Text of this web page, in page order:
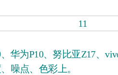
为P10、努比亚Z17、
噪点、色彩上。